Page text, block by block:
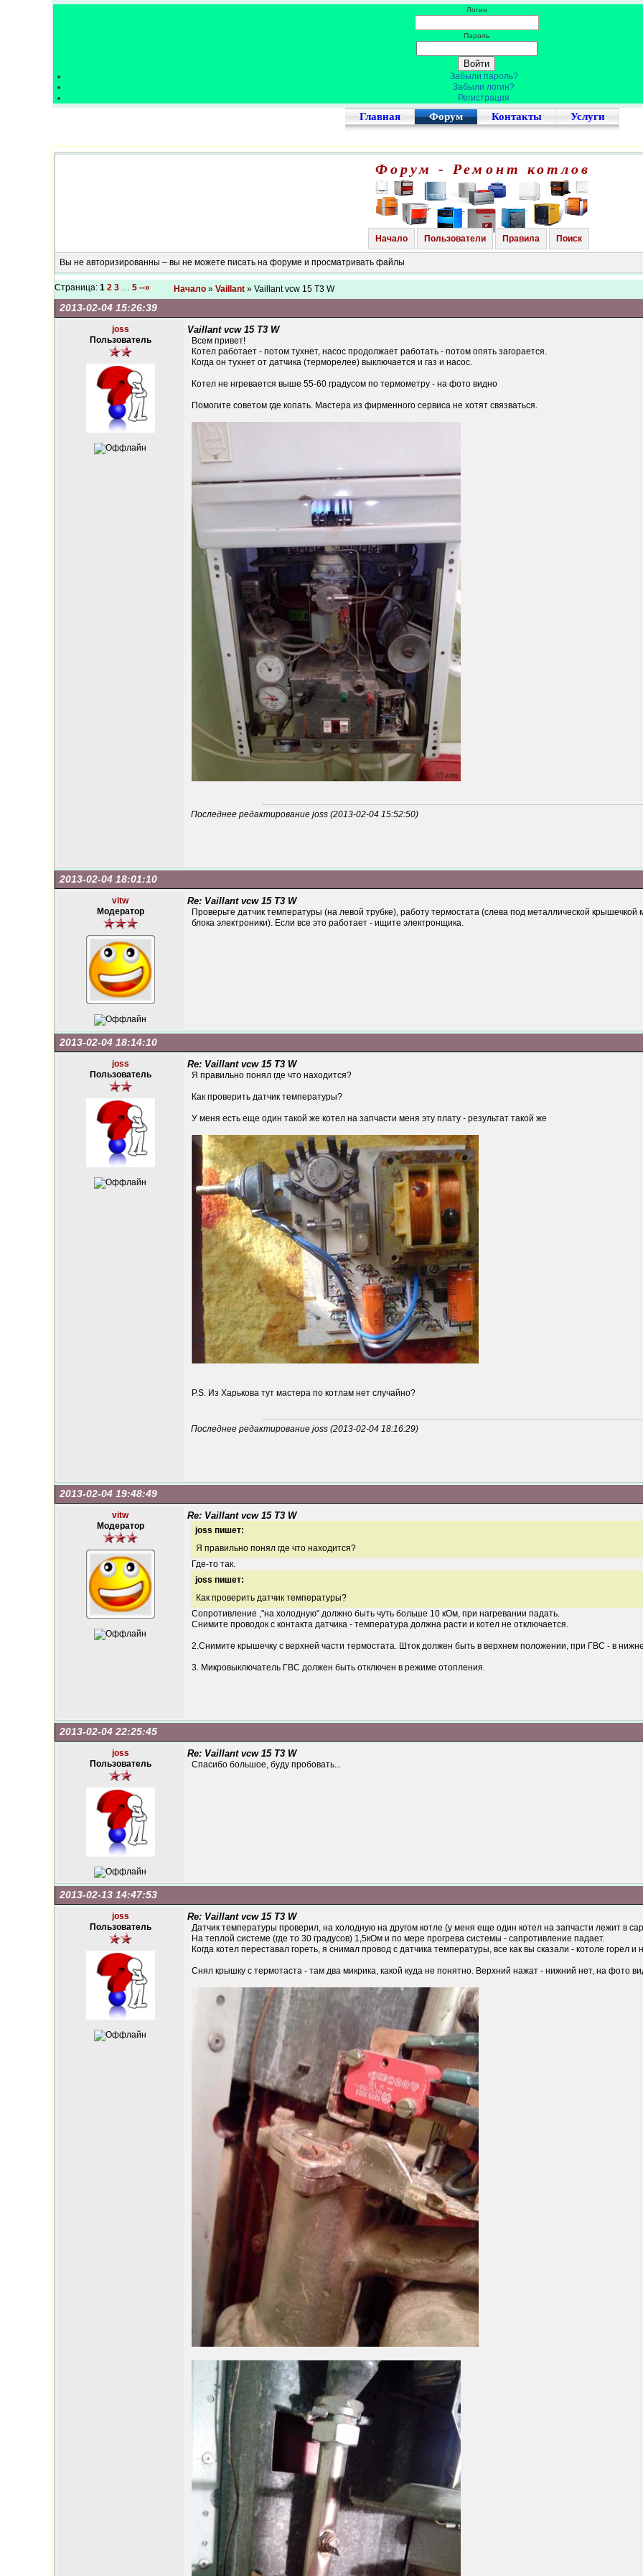
Логин
Пароль
Забыли пароль?
Забыли логин?
Регистрация
Главная Форум Контакты Услуги
Форум - Ремонт котлов
Начало Пользователи Правила Поиск
Вы не авторизированны – вы не можете писать на форуме и просматривать файлы
Страница: 1 2 3 … 5 --» Начало » Vaillant » Vaillant vcw 15 T3 W
2013-02-04 15:26:39
joss
Пользователь
Vaillant vcw 15 T3 W
Всем привет!
Котел работает - потом тухнет, насос продолжает работать - потом опять загорается.
Когда он тухнет от датчика (терморелее) выключается и газ и насос.
Котел не нгревается выше 55-60 градусом по термометру - на фото видно
Помогите советом где копать. Мастера из фирменного сервиса не хотят связваться.
Последнее редактирование joss (2013-02-04 15:52:50)
2013-02-04 18:01:10
vitw
Модератор
Re: Vaillant vcw 15 T3 W
Проверьте датчик температуры (на левой трубке), работу термостата (слева под металлической
блока электроники). Если все это работает - ищите электронщика.
2013-02-04 18:14:10
joss
Пользователь
Re: Vaillant vcw 15 T3 W
Я правильно понял где что находится?
Как проверить датчик температуры?
У меня есть еще один такой же котел на запчасти меня эту плату - результат такой же
P.S. Из Харькова тут мастера по котлам нет случайно?
Последнее редактирование joss (2013-02-04 18:16:29)
2013-02-04 19:48:49
vitw
Модератор
Re: Vaillant vcw 15 T3 W
joss пишет:
Я правильно понял где что находится?
Где-то так.
joss пишет:
Как проверить датчик температуры?
Сопротивление ,"на холодную" должно быть чуть больше 10 кОм, при нагревании падать.
Снимите проводок с контакта датчика - температура должна расти и котел не отключается.
2.Снимите крышечку с верхней части термостата. Шток должен быть в верхнем положении, при ГВС - в
3. Микровыключатель ГВС должен быть отключен в режиме отопления.
2013-02-04 22:25:45
joss
Пользователь
Re: Vaillant vcw 15 T3 W
Спасибо большое, буду пробовать...
2013-02-13 14:47:53
joss
Пользователь
Re: Vaillant vcw 15 T3 W
Датчик температуры проверил, на холодную на другом котле (у меня еще один котел на запчасти лежит в
На теплой системе (где то 30 градусов) 1,5кОм и по мере прогрева системы - сапротивление падает.
Когда котел переставал гореть, я снимал провод с датчика температуры, все как вы сказали - котоле горел и
Снял крышку с термотаста - там два микрика, какой куда не понятно. Верхний нажат - нижний нет, на фото